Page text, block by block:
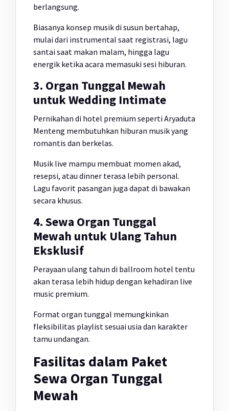
berlangsung.
Biasanya konsep musik di susun bertahap,
mulai dari instrumental saat registrasi, lagu
santai saat makan malam, hingga lagu
energik ketika acara memasuki sesi hiburan.
3. Organ Tunggal Mewah
untuk Wedding Intimate
Pernikahan di hotel premium seperti Aryaduta
Menteng membutuhkan hiburan musik yang
romantis dan berkelas.
Musik live mampu membuat momen akad,
resepsi, atau dinner terasa lebih personal.
Lagu favorit pasangan juga dapat di bawakan
secara khusus.
4. Sewa Organ Tunggal
Mewah untuk Ulang Tahun
Eksklusif
Perayaan ulang tahun di ballroom hotel tentu
akan terasa lebih hidup dengan kehadiran live
music premium.
Format organ tunggal memungkinkan
fleksibilitas playlist sesuai usia dan karakter
tamu undangan.
Fasilitas dalam Paket
Sewa Organ Tunggal
Mewah